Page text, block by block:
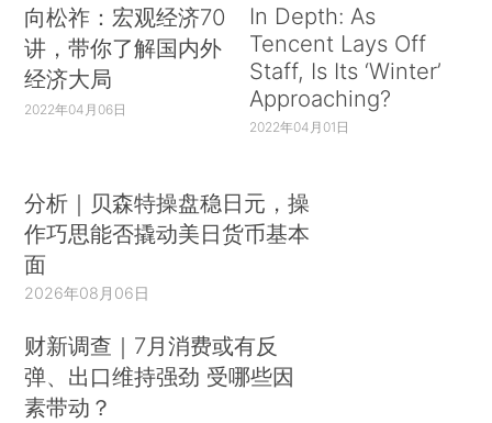
向松祚：宏观经济70
讲，带你了解国内外
经济大局
2022年04月06日
In Depth: As
Tencent Lays Off
Staff, Is Its ‘Winter’
Approaching?
2022年04月01日
分析｜贝森特操盘稳日元，操
作巧思能否撬动美日货币基本
面
2026年08月06日
财新调查｜7月消费或有反
弹、出口维持强劲 受哪些因
素带动？